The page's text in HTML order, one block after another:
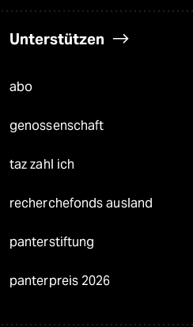
Unterstützen
abo
genossenschaft
taz zahl ich
recherchefonds ausland
panterstiftung
panterpreis 2026